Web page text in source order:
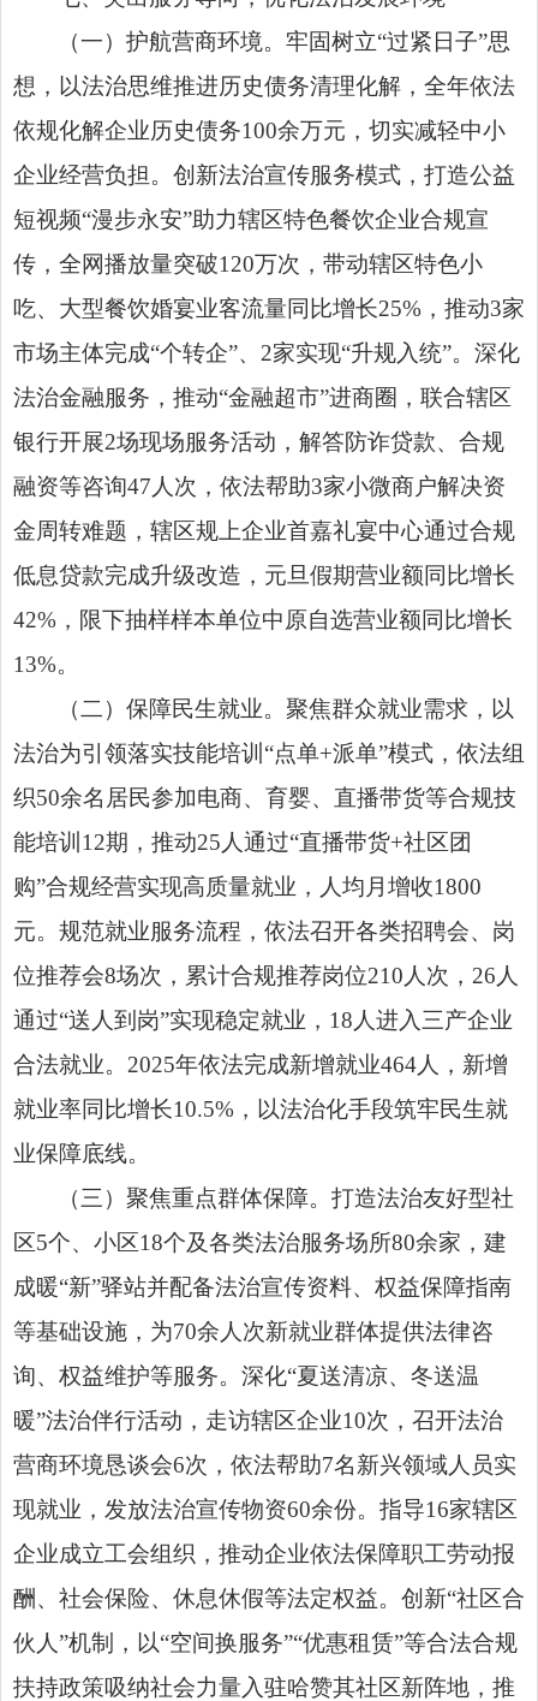
（一）护航营商环境。牢固树立“过紧日子”思
想，以法治思维推进历史债务清理化解，全年依法
依规化解企业历史债务100余万元，切实减轻中小
企业经营负担。创新法治宣传服务模式，打造公益
短视频“漫步永安”助力辖区特色餐饮企业合规宣
传，全网播放量突破120万次，带动辖区特色小
吃、大型餐饮婚宴业客流量同比增长25%，推动3家
市场主体完成“个转企”、2家实现“升规入统”。深化
法治金融服务，推动“金融超市”进商圈，联合辖区
银行开展2场现场服务活动，解答防诈贷款、合规
融资等咨询47人次，依法帮助3家小微商户解决资
金周转难题，辖区规上企业首嘉礼宴中心通过合规
低息贷款完成升级改造，元旦假期营业额同比增长
42%，限下抽样样本单位中原自选营业额同比增长
13%。
（二）保障民生就业。聚焦群众就业需求，以
法治为引领落实技能培训“点单+派单”模式，依法组
织50余名居民参加电商、育婴、直播带货等合规技
能培训12期，推动25人通过“直播带货+社区团
购”合规经营实现高质量就业，人均月增收1800
元。规范就业服务流程，依法召开各类招聘会、岗
位推荐会8场次，累计合规推荐岗位210人次，26人
通过“送人到岗”实现稳定就业，18人进入三产企业
合法就业。2025年依法完成新增就业464人，新增
就业率同比增长10.5%，以法治化手段筑牢民生就
业保障底线。
（三）聚焦重点群体保障。打造法治友好型社
区5个、小区18个及各类法治服务场所80余家，建
成暖“新”驿站并配备法治宣传资料、权益保障指南
等基础设施，为70余人次新就业群体提供法律咨
询、权益维护等服务。深化“夏送清凉、冬送温
暖”法治伴行活动，走访辖区企业10次，召开法治
营商环境恳谈会6次，依法帮助7名新兴领域人员实
现就业，发放法治宣传物资60余份。指导16家辖区
企业成立工会组织，推动企业依法保障职工劳动报
酬、社会保险、休息休假等法定权益。创新“社区合
伙人”机制，以“空间换服务”“优惠租赁”等合法合规
扶持政策吸纳社会力量入驻哈赞其社区新阵地，推